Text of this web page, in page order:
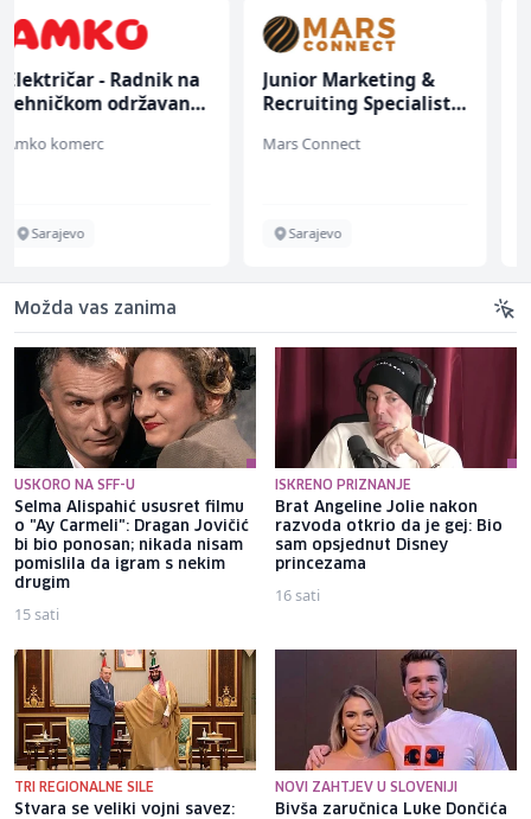
Junior Marketing &
Recruiting Specialist
Mars Connect
Sarajevo
Asistent za
administraciju (m/ž)
Ekopak
Sarajevo
Možda vas zanima
USKORO NA SFF-U
Selma Alispahić ususret filmu
o "Ay Carmeli": Dragan Jovičić
bi bio ponosan; nikada nisam
pomislila da igram s nekim
drugim
15 sati
ISKRENO PRIZNANJE
Brat Angeline Jolie nakon
razvoda otkrio da je gej: Bio
sam opsjednut Disney
princezama
16 sati
TRI REGIONALNE SILE
Stvara se veliki vojni savez:
NOVI ZAHTJEV U SLOVENIJI
Bivša zaručnica Luke Dončića